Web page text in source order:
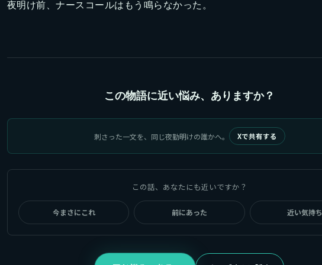
夜明け前、ナースコールはもう鳴らなかった。
この物語に近い悩み、ありますか？
刺さった一文を、同じ夜勤明けの誰かへ。 Xで共有する
この話、あなたにも近いですか？
今まさにこれ 前にあった 近い気持